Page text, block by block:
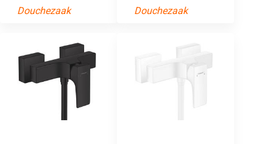
Douchezaak Douchezaak